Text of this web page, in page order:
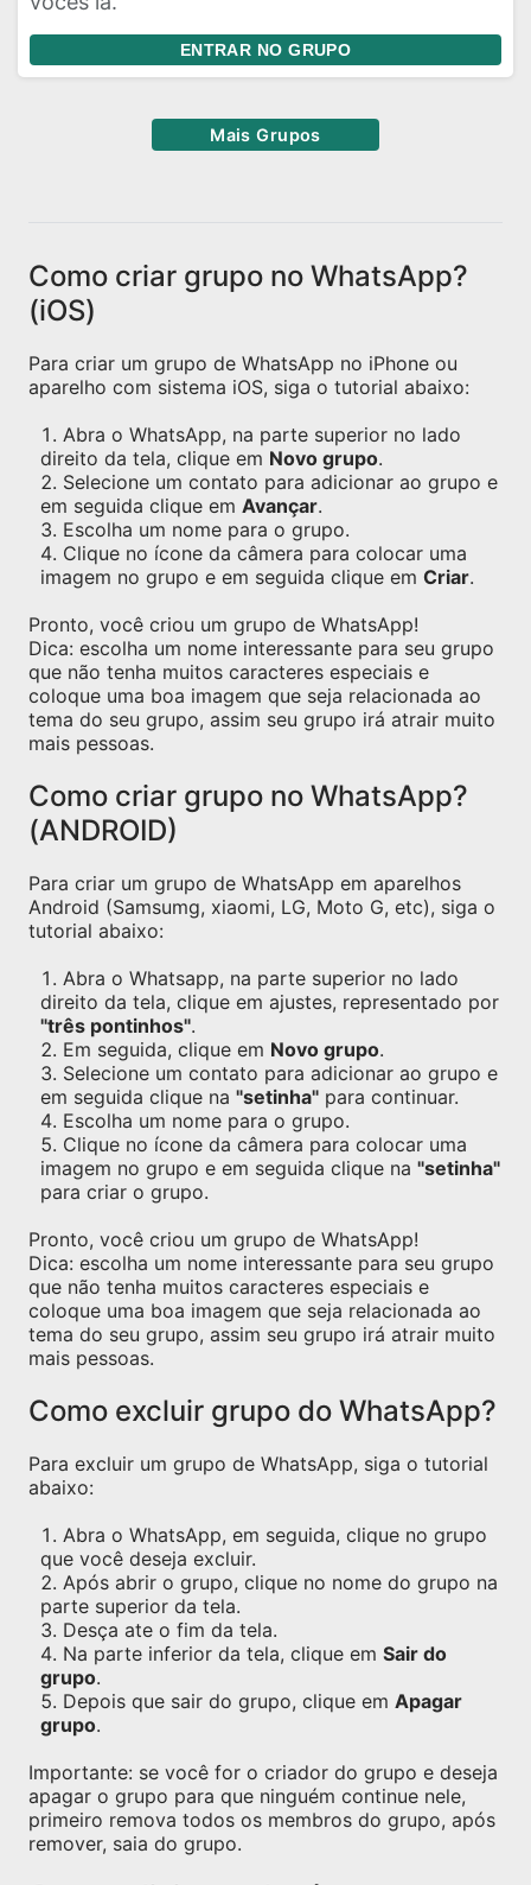
ENTRAR NO GRUPO
Mais Grupos
Como criar grupo no WhatsApp?
(iOS)
Para criar um grupo de WhatsApp no iPhone ou
aparelho com sistema iOS, siga o tutorial abaixo:
Abra o WhatsApp, na parte superior no lado
direito da tela, clique em Novo grupo.
Selecione um contato para adicionar ao grupo e
em seguida clique em Avançar.
Escolha um nome para o grupo.
Clique no ícone da câmera para colocar uma
imagem no grupo e em seguida clique em Criar.
Pronto, você criou um grupo de WhatsApp!
Dica: escolha um nome interessante para seu grupo
que não tenha muitos caracteres especiais e
coloque uma boa imagem que seja relacionada ao
tema do seu grupo, assim seu grupo irá atrair muito
mais pessoas.
Como criar grupo no WhatsApp?
(ANDROID)
Para criar um grupo de WhatsApp em aparelhos
Android (Samsumg, xiaomi, LG, Moto G, etc), siga o
tutorial abaixo:
Abra o Whatsapp, na parte superior no lado
direito da tela, clique em ajustes, representado por
"três pontinhos".
Em seguida, clique em Novo grupo.
Selecione um contato para adicionar ao grupo e
em seguida clique na "setinha" para continuar.
Escolha um nome para o grupo.
Clique no ícone da câmera para colocar uma
imagem no grupo e em seguida clique na "setinha"
para criar o grupo.
Pronto, você criou um grupo de WhatsApp!
Dica: escolha um nome interessante para seu grupo
que não tenha muitos caracteres especiais e
coloque uma boa imagem que seja relacionada ao
tema do seu grupo, assim seu grupo irá atrair muito
mais pessoas.
Como excluir grupo do WhatsApp?
Para excluir um grupo de WhatsApp, siga o tutorial
abaixo:
Abra o WhatsApp, em seguida, clique no grupo
que você deseja excluir.
Após abrir o grupo, clique no nome do grupo na
parte superior da tela.
Desça ate o fim da tela.
Na parte inferior da tela, clique em Sair do
grupo.
Depois que sair do grupo, clique em Apagar
grupo.
Importante: se você for o criador do grupo e deseja
apagar o grupo para que ninguém continue nele,
primeiro remova todos os membros do grupo, após
remover, saia do grupo.